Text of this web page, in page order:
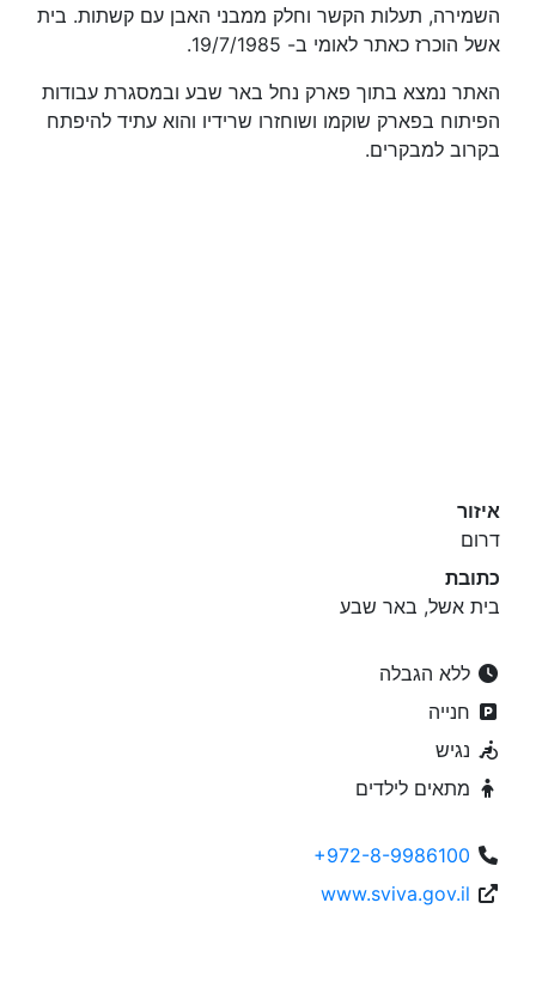
השמירה, תעלות הקשר וחלק ממבני האבן עם קשתות. בית
אשל הוכרז כאתר לאומי ב- 19/7/1985.
האתר נמצא בתוך פארק נחל באר שבע ובמסגרת עבודות
הפיתוח בפארק שוקמו ושוחזרו שרידיו והוא עתיד להיפתח
בקרוב למבקרים.
איזור
דרום
כתובת
בית אשל, באר שבע
ללא הגבלה
חנייה
נגיש
מתאים לילדים
+972-8-9986100
www.sviva.gov.il